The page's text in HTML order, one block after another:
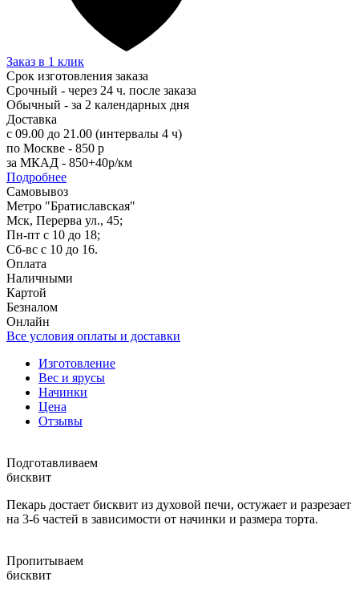
Заказ в 1 клик
Срок изготовления заказа
Срочный - через 24 ч. после заказа
Обычный - за 2 календарных дня
Доставка
с 09.00 до 21.00 (интервалы 4 ч)
по Москве - 850 р
за МКАД - 850+40р/км
Подробнее
Самовывоз
Метро "Братиславская"
Мск, Перерва ул., 45;
Пн-пт с 10 до 18;
Сб-вс с 10 до 16.
Оплата
Наличными
Картой
Безналом
Онлайн
Все условия оплаты и доставки
Изготовление
Вес и ярусы
Начинки
Цена
Отзывы
Подготавливаем
бисквит
Пекарь достает бисквит из духовой печи, остужает и разрезает
на 3-6 частей в зависимости от начинки и размера торта.
Пропитываем
бисквит